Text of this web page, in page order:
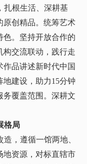
扎根生活、深耕基
原创精品。统筹艺术
色。坚持开放合作的
构交流联动，践行走
品讲述新时代中国
建设，助力15分钟
务覆盖范围。深耕文
格局
，遵循一馆两地、
地资源，对标直辖市